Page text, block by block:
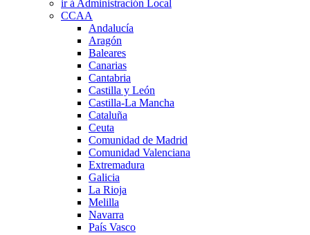
ir á Administración Local
CCAA
Andalucía
Aragón
Baleares
Canarias
Cantabria
Castilla y León
Castilla-La Mancha
Cataluña
Ceuta
Comunidad de Madrid
Comunidad Valenciana
Extremadura
Galicia
La Rioja
Melilla
Navarra
País Vasco